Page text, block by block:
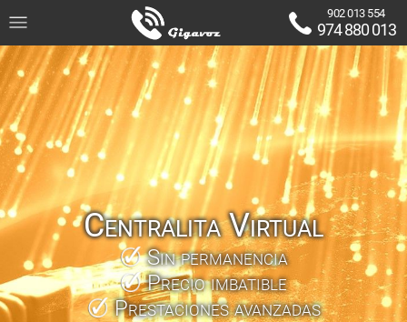
902 013 554
974 880 013
Centralita Virtual
Sin permanencia
Precio imbatible
Prestaciones avanzadas